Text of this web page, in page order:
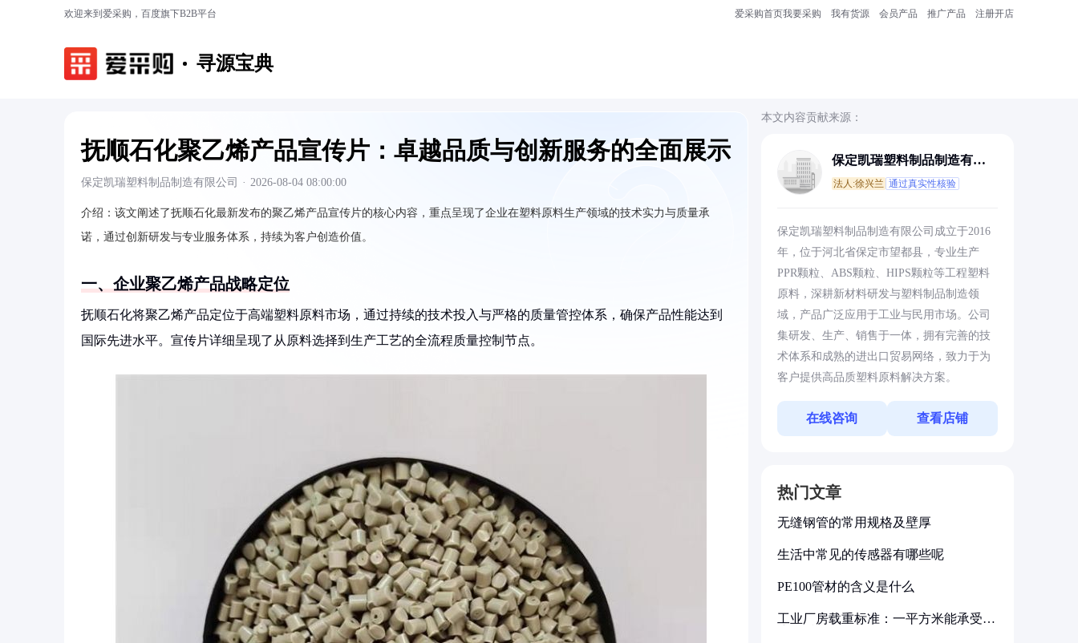
欢迎来到爱采购，百度旗下B2B平台 爱采购首页我要采购 我有货源 会员产品 推广产品 注册开店
寻源宝典
抚顺石化聚乙烯产品宣传片：卓越品质与创新服务的全面展示
保定凯瑞塑料制品制造有限公司 · 2026-08-04 08:00:00
介绍： 该文阐述了抚顺石化最新发布的聚乙烯产品宣传片的核心内容，重点呈现了企业在塑料原料生产领域的技术实力与质量承
诺，通过创新研发与专业服务体系，持续为客户创造价值。
一、企业聚乙烯产品战略定位
抚顺石化将聚乙烯产品定位于高端塑料原料市场，通过持续的技术投入与严格的质量管控体系，确保产品性能达到
国际先进水平。宣传片详细呈现了从原料选择到生产工艺的全流程质量控制节点。
本文内容贡献来源：
保定凯瑞塑料制品制造有限
法人:徐兴兰 通过真实性核验
保定凯瑞塑料制品制造有限公司成立于2016
年，位于河北省保定市望都县，专业生产
PPR颗粒、ABS颗粒、HIPS颗粒等工程塑料
原料，深耕新材料研发与塑料制品制造领
域，产品广泛应用于工业与民用市场。公司
集研发、生产、销售于一体，拥有完善的技
术体系和成熟的进出口贸易网络，致力于为
客户提供高品质塑料原料解决方案。
在线咨询 查看店铺
热门文章
无缝钢管的常用规格及壁厚
生活中常见的传感器有哪些呢
PE100管材的含义是什么
工业厂房载重标准：一平方米能承受多